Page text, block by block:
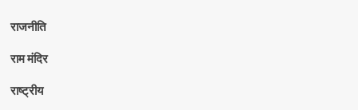
राजनीति
राम मंदिर
राष्ट्रीय